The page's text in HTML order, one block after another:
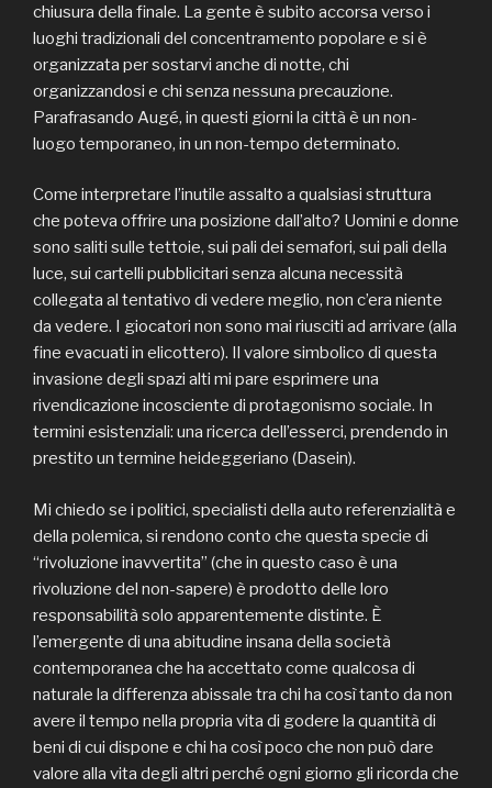
chiusura della finale. La gente è subito accorsa verso i
luoghi tradizionali del concentramento popolare e si è
organizzata per sostarvi anche di notte, chi
organizzandosi e chi senza nessuna precauzione.
Parafrasando Augé, in questi giorni la città è un non-
luogo temporaneo, in un non-tempo determinato.
Come interpretare l’inutile assalto a qualsiasi struttura
che poteva offrire una posizione dall’alto? Uomini e donne
sono saliti sulle tettoie, sui pali dei semafori, sui pali della
luce, sui cartelli pubblicitari senza alcuna necessità
collegata al tentativo di vedere meglio, non c’era niente
da vedere. I giocatori non sono mai riusciti ad arrivare (alla
fine evacuati in elicottero). Il valore simbolico di questa
invasione degli spazi alti mi pare esprimere una
rivendicazione incosciente di protagonismo sociale. In
termini esistenziali: una ricerca dell’esserci, prendendo in
prestito un termine heideggeriano (Dasein).
Mi chiedo se i politici, specialisti della auto referenzialità e
della polemica, si rendono conto che questa specie di
“rivoluzione inavvertita” (che in questo caso è una
rivoluzione del non-sapere) è prodotto delle loro
responsabilità solo apparentemente distinte. È
l’emergente di una abitudine insana della società
contemporanea che ha accettato come qualcosa di
naturale la differenza abissale tra chi ha così tanto da non
avere il tempo nella propria vita di godere la quantità di
beni di cui dispone e chi ha così poco che non può dare
valore alla vita degli altri perché ogni giorno gli ricorda che